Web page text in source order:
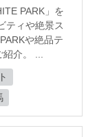
PARK」を
ティや絶景ス
や絶品テ
紹介。 ...